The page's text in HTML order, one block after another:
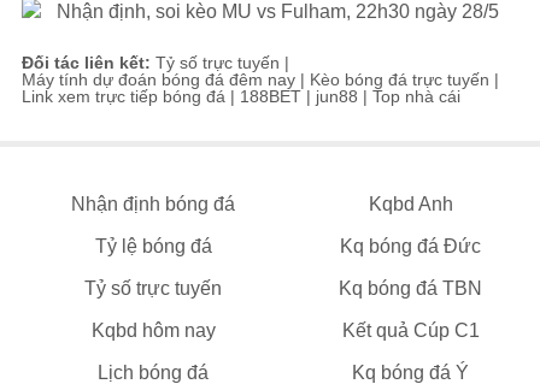
Nhận định, soi kèo MU vs Fulham, 22h30 ngày 28/5
Đối tác liên kết: Tỷ số trực tuyến |
Máy tính dự đoán bóng đá đêm nay | Kèo bóng đá trực tuyến |
Link xem trực tiếp bóng đá | 188BET | jun88 | Top nhà cái
Nhận định bóng đá Kqbd Anh
Tỷ lệ bóng đá Kq bóng đá Đức
Tỷ số trực tuyến Kq bóng đá TBN
Kqbd hôm nay Kết quả Cúp C1
Lịch bóng đá Kq bóng đá Ý